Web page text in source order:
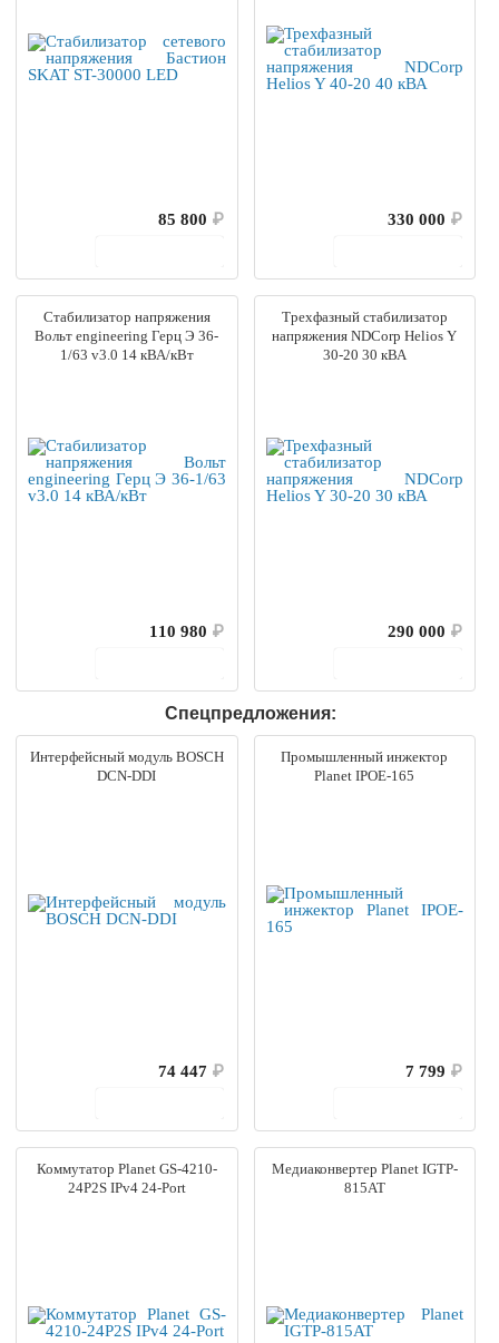
85 800 ₽
330 000 ₽
Стабилизатор напряжения
Вольт engineering Герц Э 36-
1/63 v3.0 14 кВА/кВт
110 980 ₽
Трехфазный стабилизатор
напряжения NDCorp Helios Y
30-20 30 кВА
290 000 ₽
Спецпредложения:
Интерфейсный модуль BOSCH
DCN-DDI
74 447 ₽
Промышленный инжектор
Planet IPOE-165
7 799 ₽
Коммутатор Planet GS-4210-
24P2S IPv4 24-Port
Медиаконвертер Planet IGTP-
815AT